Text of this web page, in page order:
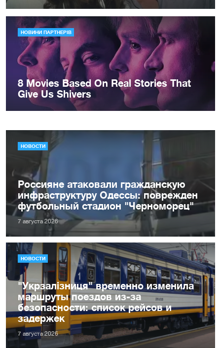
НОВОСТИ
Россияне атаковали гражданскую
инфраструктуру Одессы: поврежден
футбольный стадион "Черноморец"
7 августа 2026
НОВОСТИ
"Укрзалізниця" временно изменила
маршруты поездов из-за
безопасности: список рейсов и
задержек
7 августа 2026